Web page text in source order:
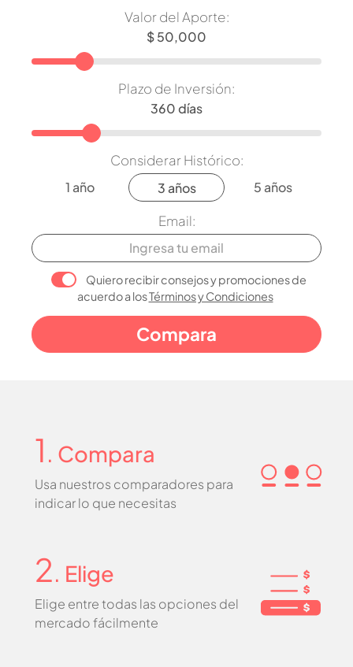
Valor del Aporte:
Plazo de Inversión:
Considerar Histórico:
1 año
3 años 5 años
Email:
Quiero recibir consejos y promociones de
acuerdo a losTérminos y Condiciones
1 . Compara
Usa nuestros comparadores para
indicar lo que necesitas
2. Elige
Elige entre todas las opciones del
mercado fácilmente